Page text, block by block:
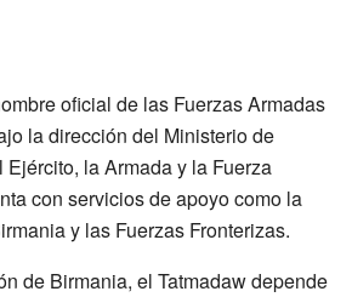
oficial de las Fuerzas Armadas
la dirección del Ministerio de
la Armada y la Fuerza
con servicios de apoyo como la
y las Fuerzas Fronterizas.
de Birmania, el Tatmadaw depende